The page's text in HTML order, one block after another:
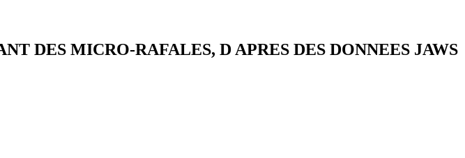
DES MICRO-RAFALES, D APRES DES DONNEES JAWS